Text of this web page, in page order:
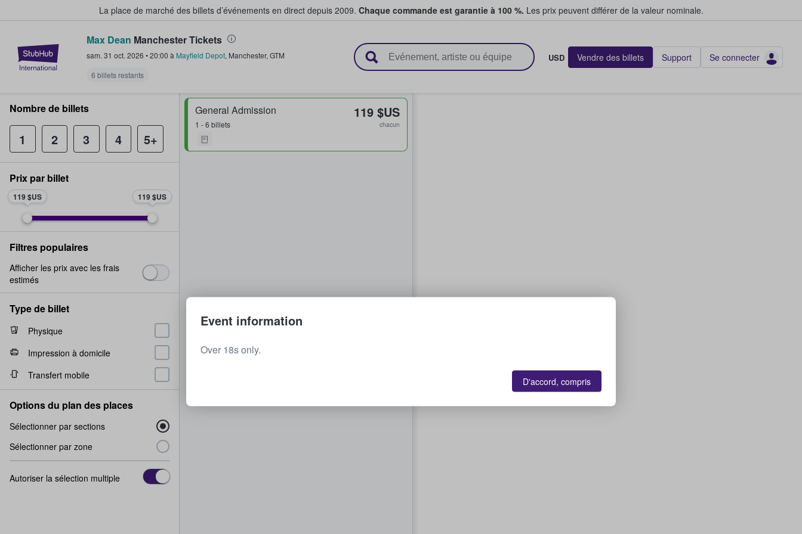
La place de marché des billets d’événements en direct depuis 2009. Chaque commande est garantie à 100 %. Les prix peuvent différer de la valeur nominale.
StubHub - Où les fans achètent et vendent des billets
Max Dean Manchester Tickets
sam. 31 oct. 2026 •20:00 à Mayfield Depot, Manchester, GTM
6 billets restants
USD Vendre des billets Support Se connecter
General Admission
1 - 6 billets
119 $US
chacun
Nombre de billets
1 2 3 4 5+
Prix par billet
119 $US 119 $US
Filtres populaires
Afficher les prix avec les frais
estimés
Type de billet
Physique
Impression à domicile
Transfert mobile
Options du plan des places
Sélectionner par sections
Sélectionner par zone
Autoriser la sélection multiple
Event information
Over 18s only.
D'accord, compris